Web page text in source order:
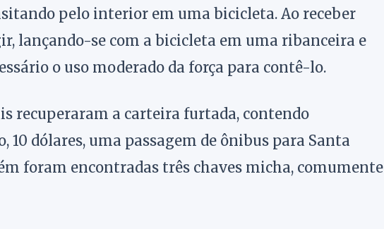
pelo interior em uma bicicleta. Ao receber
lançando-se com a bicicleta em uma ribanceira e
o uso moderado da força para contê-lo.
recuperaram a carteira furtada, contendo
10 dólares, uma passagem de ônibus para Santa
foram encontradas três chaves micha, comumente